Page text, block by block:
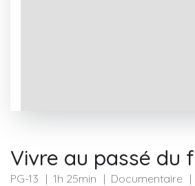
Vivre au passé du
PG-13 1h 25min Documentaire